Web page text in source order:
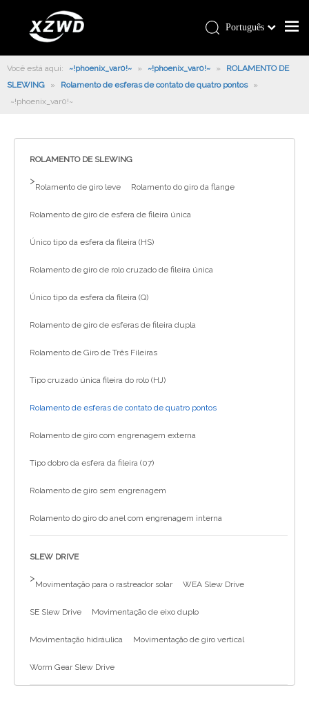
Português
Você está aqui: ~!phoenix_var0!~ » ~!phoenix_var0!~ »
ROLAMENTO DE
SLEWING
» Rolamento de esferas de contato de quatro pontos
»
~!phoenix_var0!~
ROLAMENTO DE SLEWING
>
Rolamento de giro leve Rolamento do giro da flange
Rolamento de giro de esfera de fileira única
Único tipo da esfera da fileira (HS)
Rolamento de giro de rolo cruzado de fileira única
Único tipo da esfera da fileira (Q)
Rolamento de giro de esferas de fileira dupla
Rolamento de Giro de Três Fileiras
Tipo cruzado única fileira do rolo (HJ)
Rolamento de esferas de contato de quatro pontos
Rolamento de giro com engrenagem externa
Tipo dobro da esfera da fileira (07)
Rolamento de giro sem engrenagem
Rolamento do giro do anel com engrenagem interna
SLEW DRIVE
>
Movimentação para o rastreador solar WEA Slew Drive
SE Slew Drive Movimentação de eixo duplo
Movimentação hidráulica Movimentação de giro vertical
Worm Gear Slew Drive